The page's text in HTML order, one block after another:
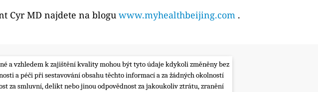
Cyr MD najdete na blogu www.myhealthbeijing.com .
a vzhledem k zajištění kvality mohou být tyto údaje kdykoli změněny bez
a péči při sestavování obsahu těchto informací a za žádných okolností
za smluvní, delikt nebo jinou odpovědnost za jakoukoliv ztrátu, zranění